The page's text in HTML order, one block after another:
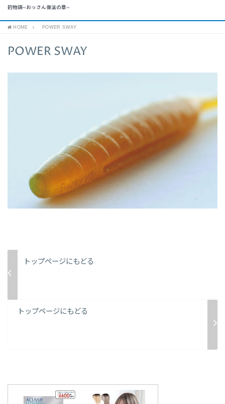
釣物語~おっさん復活の章~
HOME POWER SWAY
POWER SWAY
トップページにもどる
トップページにもどる